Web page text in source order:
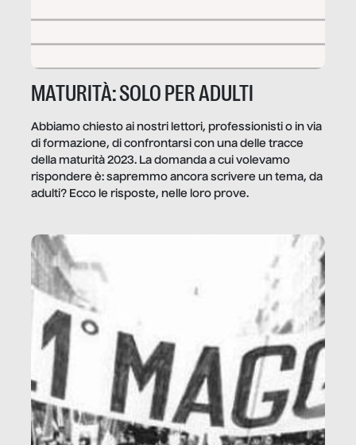
MATURITÀ: SOLO PER ADULTI
Abbiamo chiesto ai nostri lettori, professionisti o in via
di formazione, di confrontarsi con una delle tracce
della maturità 2023. La domanda a cui volevamo
rispondere è: sapremmo ancora scrivere un tema, da
adulti? Ecco le risposte, nelle loro prove.